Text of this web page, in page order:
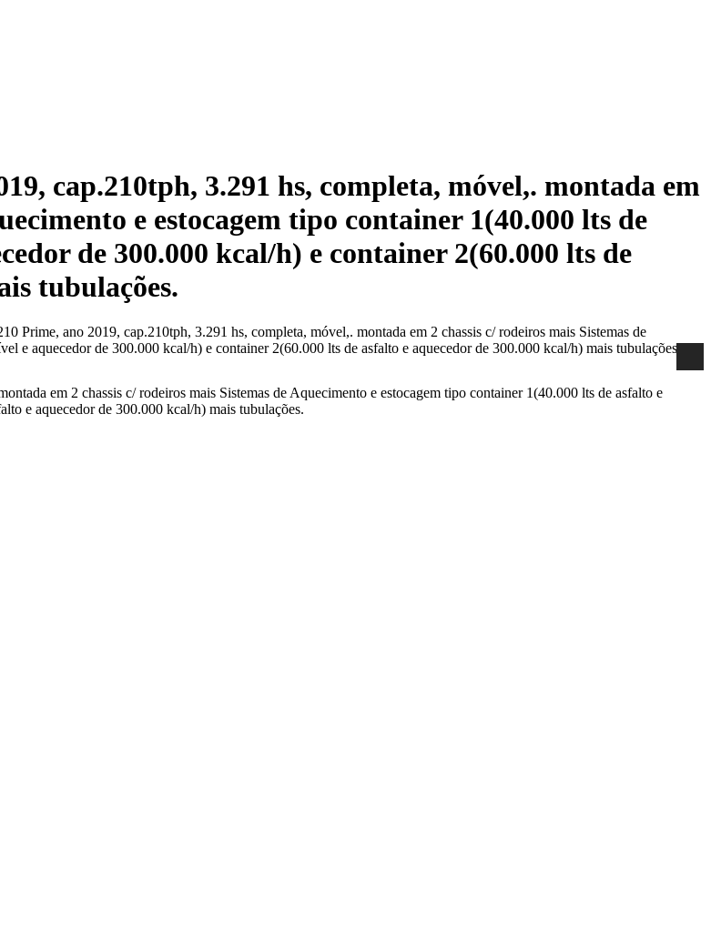
cap.210tph, 3.291 hs, completa, móvel,. montada em
e estocagem tipo container 1(40.000 lts de
de 300.000 kcal/h) e container 2(60.000 lts de
tubulações.
Prime, ano 2019, cap.210tph, 3.291 hs, completa, móvel,. montada em 2 chassis c/ rodeiros mais Sistemas de
e aquecedor de 300.000 kcal/h) e container 2(60.000 lts de asfalto e aquecedor de 300.000 kcal/h) mais tubulações.
em 2 chassis c/ rodeiros mais Sistemas de Aquecimento e estocagem tipo container 1(40.000 lts de asfalto e
e aquecedor de 300.000 kcal/h) mais tubulações.